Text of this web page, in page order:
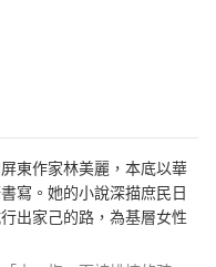
東作家林美麗，本底以華
寫。她的小說深描庶民日
出家己的路，為基層女性